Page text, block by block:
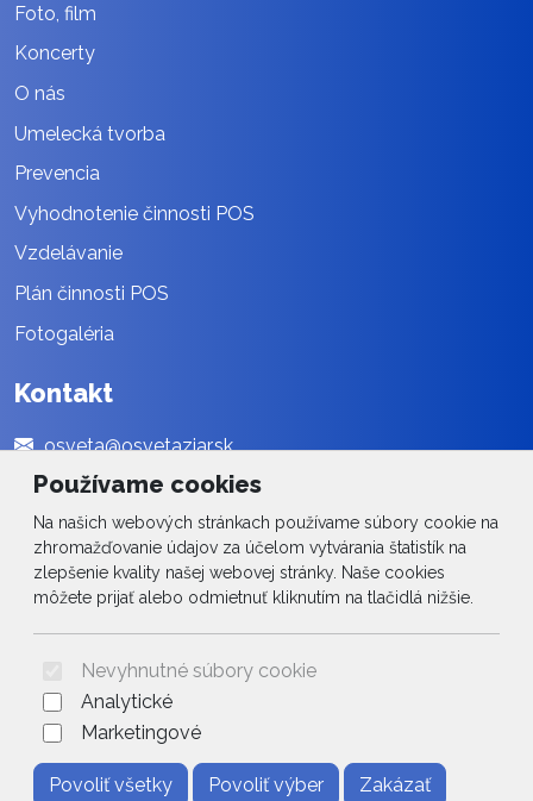
Používame cookies
Na našich webových stránkach používame súbory cookie na
zhromažďovanie údajov za účelom vytvárania štatistík na
zlepšenie kvality našej webovej stránky. Naše cookies
môžete prijať alebo odmietnuť kliknutím na tlačidlá nižšie.
Nevyhnutné súbory cookie
Analytické
Marketingové
Povoliť všetky Povoliť výber Zakázať
Foto, film
Koncerty
O nás
Umelecká tvorba
Prevencia
Vyhodnotenie činnosti POS
Vzdelávanie
Plán činnosti POS
Fotogaléria
Kontakt
osveta@osvetaziar.sk
045 / 678 13 01
Social
Facebook
Hosting: - Web: